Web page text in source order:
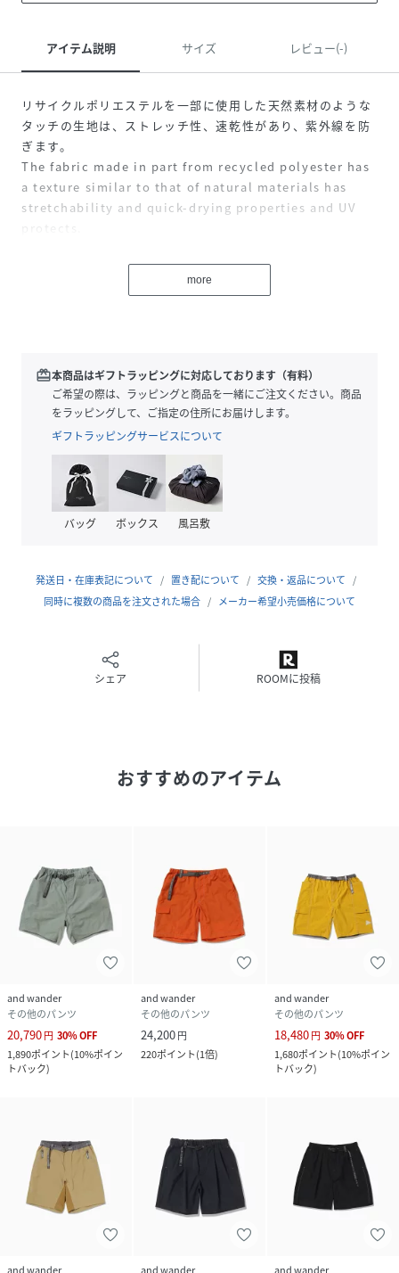
アイテム説明 サイズ レビュー(-)
リサイクルポリエステルを一部に使用した天然素材のような
タッチの生地は、ストレッチ性、速乾性があり、紫外線を防
ぎます。
The fabric made in part from recycled polyester has
a texture similar to that of natural materials has
stretchability and quick-drying properties and UV
ユニセックス
サイズ Ｓ、Ｍ、Ｌ、ＸＬ
クリーニング 洗濯機可、ドライクリーニング不可
RS2503_574
574-6182070-040-18 RS2503
more
redeem本商品はギフトラッピングに対応しております（有料）
ご希望の際は、ラッピングと商品を一緒にご注文ください。商品
をラッピングして、ご指定の住所にお届けします。
ギフトラッピングサービスについて
バッグ ボックス 風呂敷
発送日・在庫表記について 置き配について
交換・返品について
同時に複数の商品を注文された場合
メーカー希望小売価格について
シェア ROOMに投稿
おすすめのアイテム
and wander
その他のパンツ
20,790円 30%OFF
1,890ポイント(10%ポイン
トバック)
and wander
その他のパンツ
24,200円
220ポイント(1倍)
and wander
その他のパンツ
18,480円 30%OFF
1,680ポイント(10%ポイン
トバック)
and wander and wander and wander